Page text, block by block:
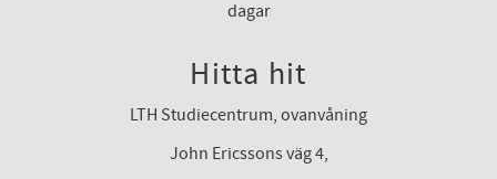
dagar
Hitta hit
LTH Studiecentrum, ovanvåning
John Ericssons väg 4,